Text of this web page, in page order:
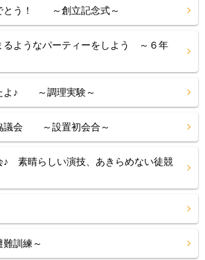
とう！ ～創立記念式～
るようなパーティーをしよう ～６年
よ♪ ～調理実験～
議会 ～設置初会合～
♪ 素晴らしい演技、あきらめない徒競
訓練～